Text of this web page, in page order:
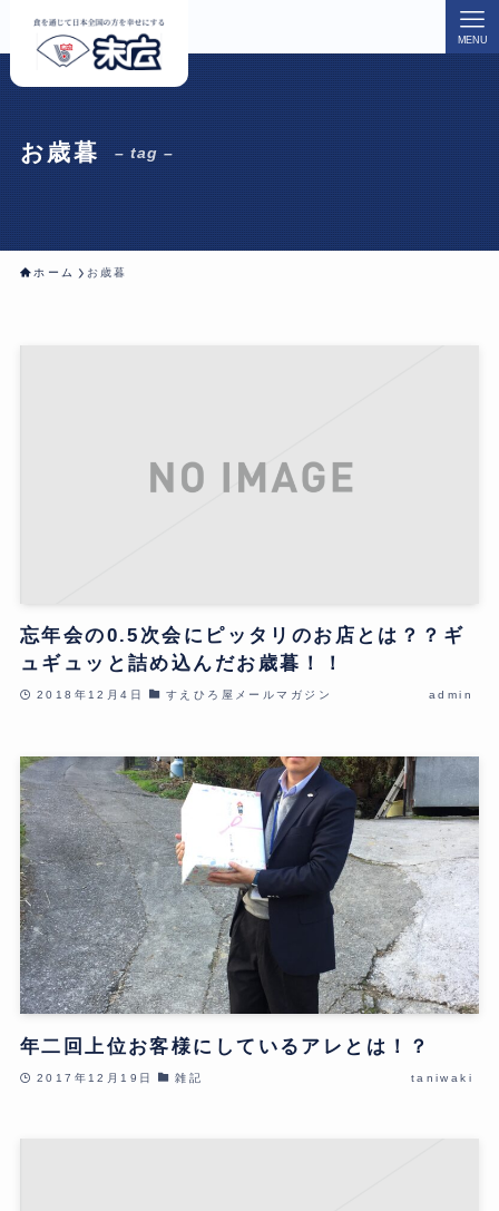
MENU
お歳暮 – tag –
ホーム お歳暮
忘年会の0.5次会にピッタリのお店とは？？ギ
ュギュッと詰め込んだお歳暮！！
2018年12月4日 すえひろ屋メールマガジン admin
年二回上位お客様にしているアレとは！？
2017年12月19日 雑記 taniwaki